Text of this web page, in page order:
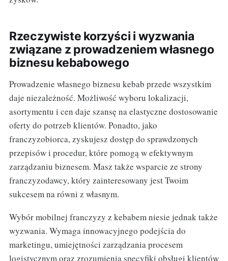
Rzeczywiste korzyści i wyzwania
związane z prowadzeniem własnego
biznesu kebabowego
Prowadzenie własnego biznesu kebab przede wszystkim
daje niezależność. Możliwość wyboru lokalizacji,
asortymentu i cen daje szansę na elastyczne dostosowanie
oferty do potrzeb klientów. Ponadto, jako
franczyzobiorca, zyskujesz dostęp do sprawdzonych
przepisów i procedur, które pomogą w efektywnym
zarządzaniu biznesem. Masz także wsparcie ze strony
franczyzodawcy, który zainteresowany jest Twoim
sukcesem na równi z własnym.
Wybór mobilnej franczyzy z kebabem niesie jednak także
wyzwania. Wymaga innowacyjnego podejścia do
marketingu, umiejętności zarządzania procesem
logistycznym oraz zrozumienia specyfiki obsługi klientów